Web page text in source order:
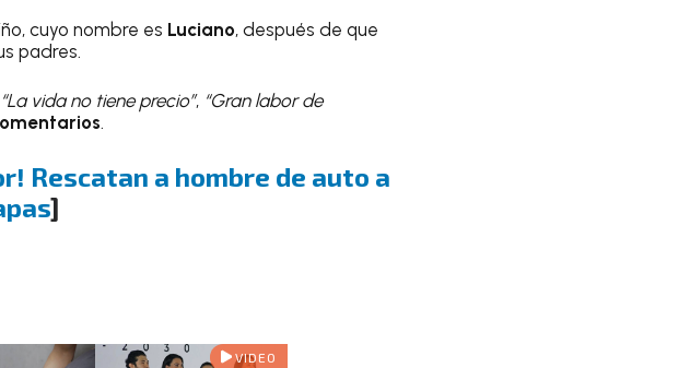
cuyo nombre es Luciano, después de que
padres.
“La vida no tiene precio”, “Gran labor de
.
Rescatan a hombre de auto a
]
VIDEO